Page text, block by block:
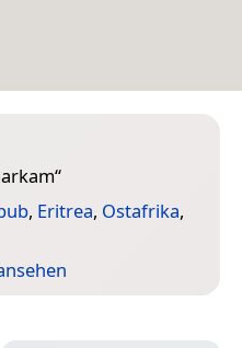
“
, Eritrea, Ostafrika,